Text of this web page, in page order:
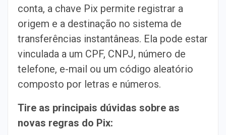
conta, a chave Pix permite registrar a
origem e a destinação no sistema de
transferências instantâneas. Ela pode estar
vinculada a um CPF, CNPJ, número de
telefone, e-mail ou um código aleatório
composto por letras e números.
Tire as principais dúvidas sobre as
novas regras do Pix: